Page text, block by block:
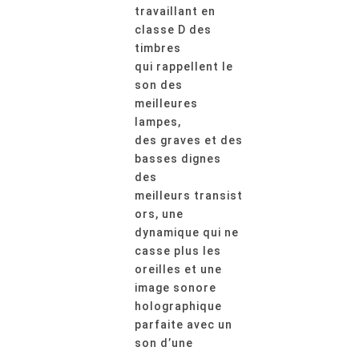
travaillant en
classe D des
timbres
qui rappellent le
son des
meilleures
lampes,
des graves et des
basses dignes
des
meilleurs transist
ors, une
dynamique qui ne
casse plus les
oreilles et une
image sonore
holographique
parfaite avec un
son d’une